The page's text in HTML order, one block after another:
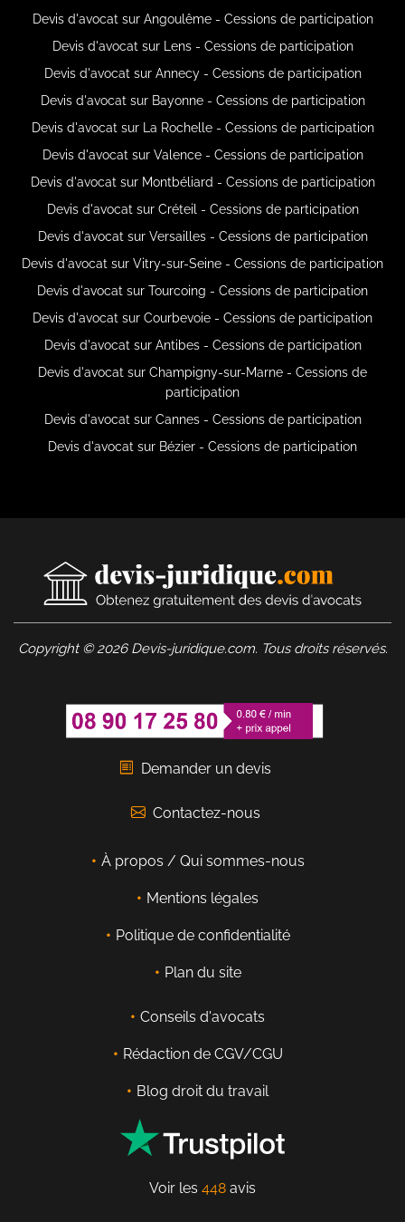
Devis d'avocat sur Angoulême - Cessions de participation
Devis d'avocat sur Lens - Cessions de participation
Devis d'avocat sur Annecy - Cessions de participation
Devis d'avocat sur Bayonne - Cessions de participation
Devis d'avocat sur La Rochelle - Cessions de participation
Devis d'avocat sur Valence - Cessions de participation
Devis d'avocat sur Montbéliard - Cessions de participation
Devis d'avocat sur Créteil - Cessions de participation
Devis d'avocat sur Versailles - Cessions de participation
Devis d'avocat sur Vitry-sur-Seine - Cessions de participation
Devis d'avocat sur Tourcoing - Cessions de participation
Devis d'avocat sur Courbevoie - Cessions de participation
Devis d'avocat sur Antibes - Cessions de participation
Devis d'avocat sur Champigny-sur-Marne - Cessions de
participation
Devis d'avocat sur Cannes - Cessions de participation
Devis d'avocat sur Bézier - Cessions de participation
Copyright © 2026 Devis-juridique.com. Tous droits réservés.
Demander un devis
Contactez-nous
À propos / Qui sommes-nous
Mentions légales
Politique de confidentialité
Plan du site
Conseils d'avocats
Rédaction de CGV/CGU
Blog droit du travail
Voir les 448 avis